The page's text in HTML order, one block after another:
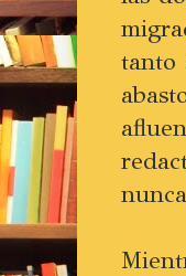
tanto